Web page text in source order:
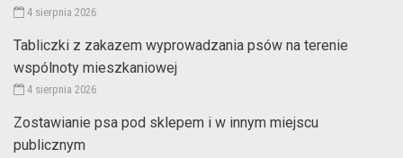
4 sierpnia 2026
Tabliczki z zakazem wyprowadzania psów na terenie
wspólnoty mieszkaniowej
4 sierpnia 2026
Zostawianie psa pod sklepem i w innym miejscu
publicznym